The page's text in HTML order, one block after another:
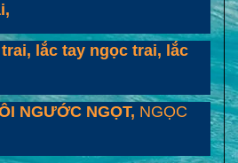
lắc tay ngọc trai, lắc
NGƯỚC NGỌT, NGỌC